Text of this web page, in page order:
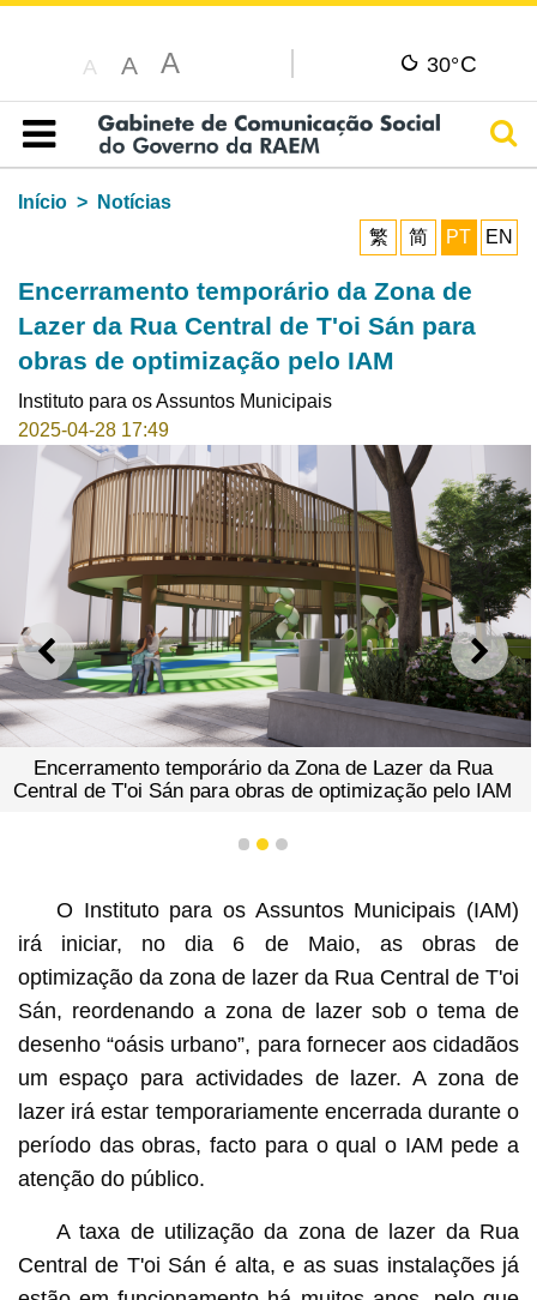
A A A 30°C
Índice
Início
Notícias
繁
简 PT EN
Encerramento temporário da Zona de
Lazer da Rua Central de T'oi Sán para
obras de optimização pelo IAM
Instituto para os Assuntos Municipais
2025-04-28 17:49
ANTERIOR
Encerramento temporário da Zona de Lazer da Rua
Central de T'oi Sán para obras de optimização pelo IAM
1 2 3
O Instituto para os Assuntos Municipais (IAM)
irá iniciar, no dia 6 de Maio, as obras de
optimização da zona de lazer da Rua Central de T'oi
Sán, reordenando a zona de lazer sob o tema de
desenho “oásis urbano”, para fornecer aos cidadãos
um espaço para actividades de lazer. A zona de
lazer irá estar temporariamente encerrada durante o
período das obras, facto para o qual o IAM pede a
atenção do público.
A taxa de utilização da zona de lazer da Rua
Central de T'oi Sán é alta, e as suas instalações já